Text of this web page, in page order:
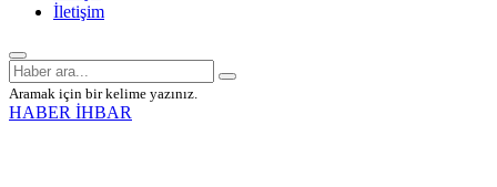
İletişim
Aramak için bir kelime yazınız.
HABER İHBAR